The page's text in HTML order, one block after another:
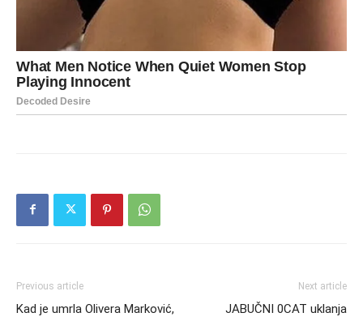
Previous article
Kad je umrla Olivera Marković,
Next article
JABUČNI 0CAT uklanja